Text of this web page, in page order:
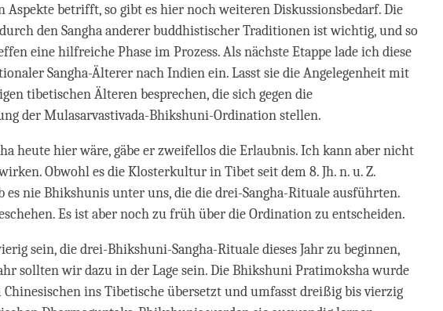
Aspekte betrifft, so gibt es hier noch weiteren Diskussionsbedarf. Die
den Sangha anderer buddhistischer Traditionen ist wichtig, und so
eine hilfreiche Phase im Prozess. Als nächste Etappe lade ich diese
Sangha-Älterer nach Indien ein. Lasst sie die Angelegenheit mit
tibetischen Älteren besprechen, die sich gegen die
der Mulasarvastivada-Bhikshuni-Ordination stellen.
heute hier wäre, gäbe er zweifellos die Erlaubnis. Ich kann aber nicht
Obwohl es die Klosterkultur in Tibet seit dem 8. Jh. n. u. Z.
es nie Bhikshunis unter uns, die die drei-Sangha-Rituale ausführten.
Es ist aber noch zu früh über die Ordination zu entscheiden.
sein, die drei-Bhikshuni-Sangha-Rituale dieses Jahr zu beginnen,
sollten wir dazu in der Lage sein. Die Bhikshuni Pratimoksha wurde
Chinesischen ins Tibetische übersetzt und umfasst dreißig bis vierzig